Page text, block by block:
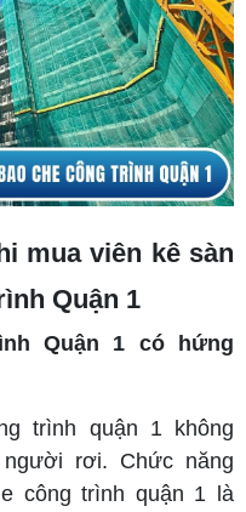
mua viên kê sàn
Quận 1
Quận 1 có hứng
trình quận 1 không
rơi. Chức năng
công trình quận 1 là